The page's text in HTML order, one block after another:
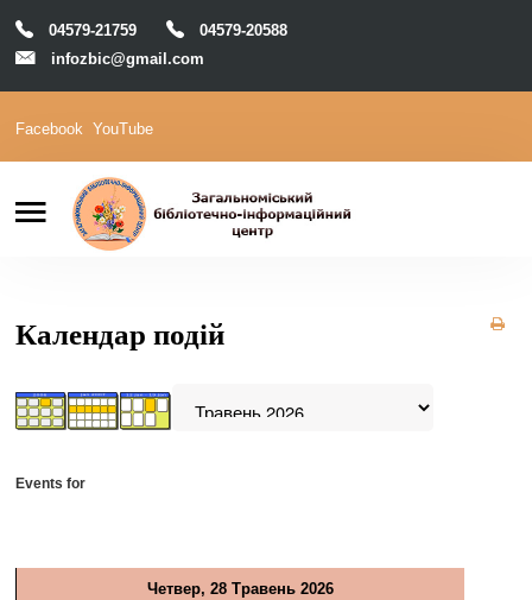
Головна
Відділи
М-Архів
Е-Каталог
04579-21759
04579-20588
infozbic@gmail.com
Пошук
Facebook YouTube
Календар подій
Events for
Четвер, 28 Травень 2026